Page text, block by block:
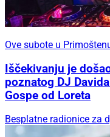
Ove subote u
Iščekivanju je
poznatog DJ
Gospe od Loreta
Besplatne radionice za